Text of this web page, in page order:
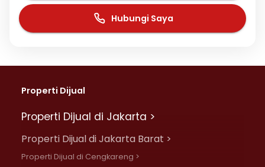
Hubungi Saya
Properti Dijual
Properti Dijual di Jakarta >
Properti Dijual di Jakarta Barat >
Properti Dijual di Cengkareng >